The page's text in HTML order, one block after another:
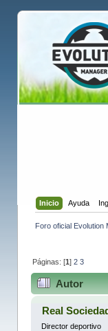
Inicio Ayuda
Foro oficial Evolution
Páginas: [1] 2 3
Autor
Real
Director deportivo